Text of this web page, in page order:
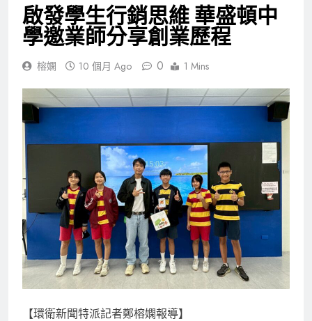
啟發學生行銷思維 華盛頓中
學邀業師分享創業歷程
榕嫻 10 個月 Ago 0 1 Mins
【環衛新聞特派記者鄭榕嫻報導】